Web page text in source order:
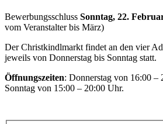
Bewerbungsschluss Sonntag, 22.
vom Veranstalter bis März)
Der Christkindlmarkt findet an den vier
jeweils von Donnerstag bis Sonntag statt.
Öffnungszeiten: Donnerstag von 16:00 –
Sonntag von 15:00 – 20:00 Uhr.